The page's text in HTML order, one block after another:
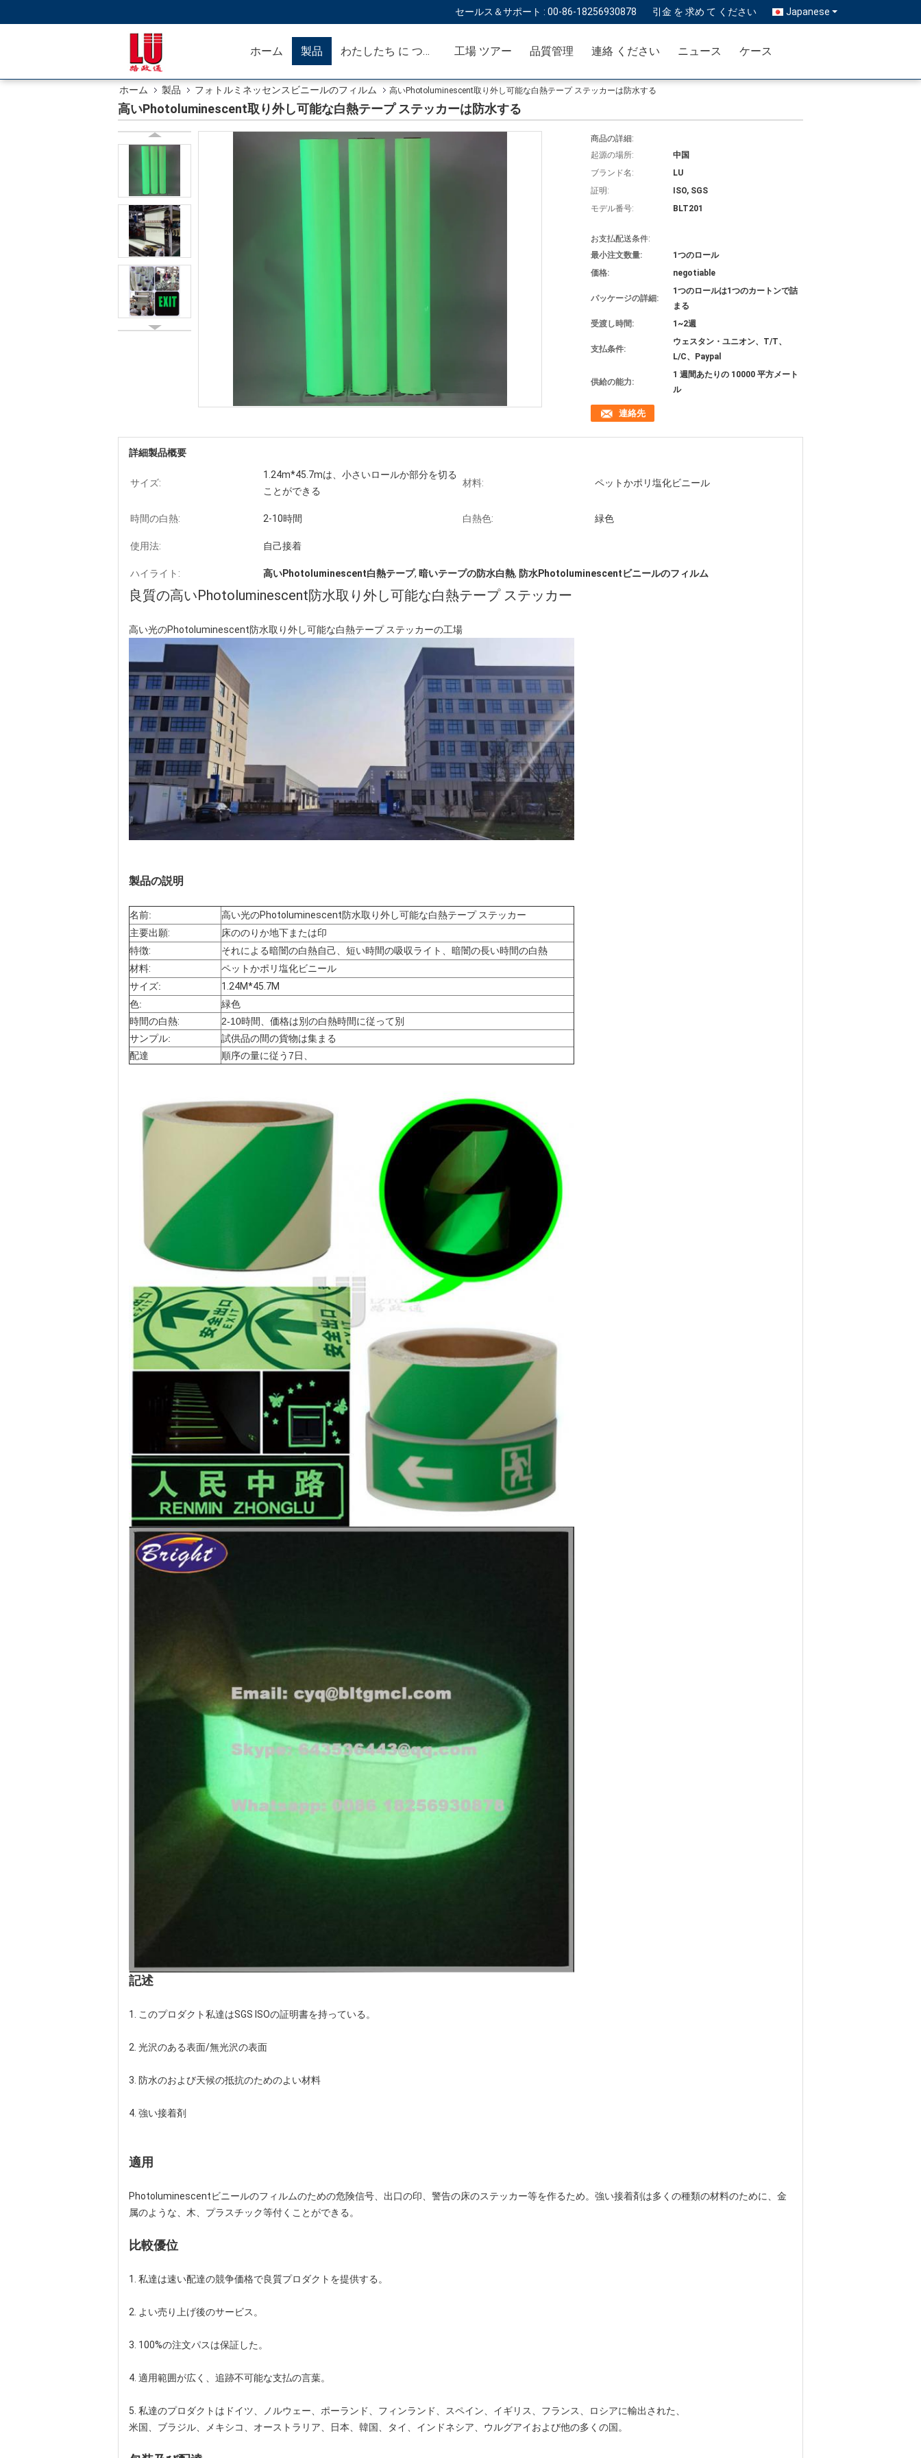
セールス＆サポート : 00-86-18256930878 引金 を 求め て ください Japanese
ホーム 製品 わたしたち に つい て 工場 ツアー 品質管理 連絡 ください ニュース ケース
ホーム 製品 フォトルミネッセンスビニールのフィルム 高いPhotoluminescent取り外し可能な白熱テープ ステッカーは防水する
高いPhotoluminescent取り外し可能な白熱テープ ステッカーは防水する
商品の詳細:
起源の場所:
中国
ブランド名:
LU
証明:
ISO, SGS
モデル番号:
BLT201
お支払配送条件:
最小注文数量:
1つのロール
価格:
negotiable
パッケージの詳細:
1つのロールは1つのカートンで詰
まる
受渡し時間:
1~2週
支払条件:
ウェスタン・ユニオン、T/T、
L/C、Paypal
供給の能力:
1 週間あたりの 10000 平方メート
ル
連絡先
詳細製品概要
サイズ:
1.24m*45.7mは、小さいロールか部分を切る
ことができる
材料: ペットかポリ塩化ビニール
時間の白熱: 2-10時間 白熱色: 緑色
使用法: 自己接着
ハイライト: 高いPhotoluminescent白熱テープ, 暗いテープの防水白熱, 防水Photoluminescentビニールのフィルム
良質の高いPhotoluminescent防水取り外し可能な白熱テープ ステッカー
高い光のPhotoluminescent防水取り外し可能な白熱テープ ステッカーの工場
製品の説明
名前:
高い光のPhotoluminescent防水取り外し可能な白熱テープ ステッカー
主要出願:
床ののりか地下または印
特徴:
それによる暗闇の白熱自己、短い時間の吸収ライト、暗闇の長い時間の白熱
材料:
ペットかポリ塩化ビニール
サイズ:
1.24M*45.7M
色:
緑色
時間の白熱:
2-10時間、価格は別の白熱時間に従って別
サンプル:
試供品の間の貨物は集まる
配達
順序の量に従う7日、
記述
1. このプロダクト私達はSGS ISOの証明書を持っている。
2. 光沢のある表面/無光沢の表面
3. 防水のおよび天候の抵抗のためのよい材料
4. 強い接着剤
適用
Photoluminescentビニールのフィルムのための危険信号、出口の印、警告の床のステッカー等を作るため。強い接着剤は多くの種類の材料のために、金
属のような、木、プラスチック等付くことができる。
比較優位
1. 私達は速い配達の競争価格で良質プロダクトを提供する。
2. よい売り上げ後のサービス。
3. 100%の注文パスは保証した。
4. 適用範囲が広く、追跡不可能な支払の言葉。
5. 私達のプロダクトはドイツ、ノルウェー、ポーランド、フィンランド、スペイン、イギリス、フランス、ロシアに輸出された、
米国、ブラジル、メキシコ、オーストラリア、日本、韓国、タイ、インドネシア、ウルグアイおよび他の多くの国。